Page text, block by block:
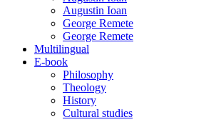
Augustin Ioan
George Remete
George Remete
Multilingual
E-book
Philosophy
Theology
History
Cultural studies